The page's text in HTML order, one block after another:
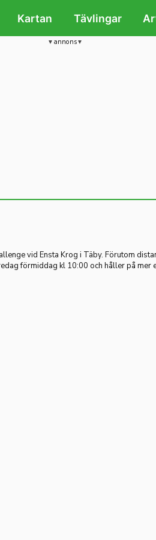
Kartan Tävlingar
annons
vid Ensta Krog i Täby. Förutom
förmiddag kl 10:00 och håller på mer